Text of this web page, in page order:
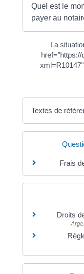
Quel est le
payer au
La
Textes de
Frais
Droits